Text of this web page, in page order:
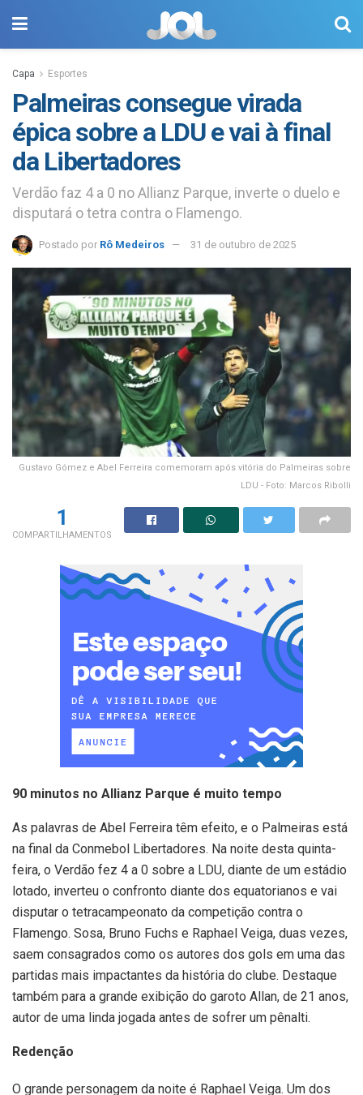
Capa Esportes
Palmeiras consegue virada
épica sobre a LDU e vai à final
da Libertadores
Verdão faz 4 a 0 no Allianz Parque, inverte o duelo e
disputará o tetra contra o Flamengo.
Postado por Rô Medeiros 31 de outubro de 2025
Gustavo Gómez e Abel Ferreira comemoram após vitória do Palmeiras sobre
LDU - Foto: Marcos Ribolli
1
COMPARTILHAMENTOS
90 minutos no Allianz Parque é muito tempo
As palavras de Abel Ferreira têm efeito, e o Palmeiras está
na final da Conmebol Libertadores. Na noite desta quinta-
feira, o Verdão fez 4 a 0 sobre a LDU, diante de um estádio
lotado, inverteu o confronto diante dos equatorianos e vai
disputar o tetracampeonato da competição contra o
Flamengo. Sosa, Bruno Fuchs e Raphael Veiga, duas vezes,
saem consagrados como os autores dos gols em uma das
partidas mais impactantes da história do clube. Destaque
também para a grande exibição do garoto Allan, de 21 anos,
autor de uma linda jogada antes de sofrer um pênalti.
Redenção
O grande personagem da noite é Raphael Veiga. Um dos